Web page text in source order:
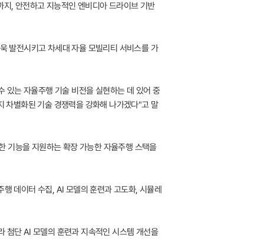
, 안전하고 지능적인 엔비디아 드라이브 기반
발전시키고 차세대 자율 모빌리티 서비스를 가
있는 자율주행 기술 비전을 실현하는 데 있어 중
차별화된 기술 경쟁력을 강화해 나가겠다"고 말
기능을 지원하는 확장 가능한 자율주행 스택을
데이터 수집, AI 모델의 훈련과 고도화, 시뮬레
첨단 AI 모델의 훈련과 지속적인 시스템 개선을